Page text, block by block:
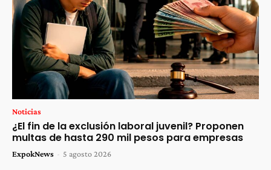
Noticias
¿El fin de la exclusión laboral juvenil? Proponen
multas de hasta 290 mil pesos para empresas
ExpokNews - 5 agosto 2026